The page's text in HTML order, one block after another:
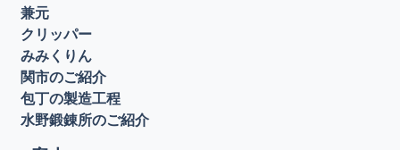
兼元
クリッパー
みみくりん
関市のご紹介
包丁の製造工程
水野鍛錬所のご紹介